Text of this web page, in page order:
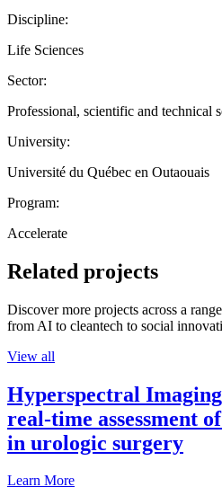
Discipline:
Life Sciences
Sector:
Professional, scientific and technical
University:
Université du Québec en Outaouais
Program:
Accelerate
Related projects
Discover more projects across a
from AI to cleantech to social
View all
Hyperspectral
real-time assessment
in urologic surgery
Learn More